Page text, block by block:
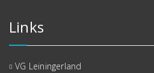
Links
VG Leiningerland